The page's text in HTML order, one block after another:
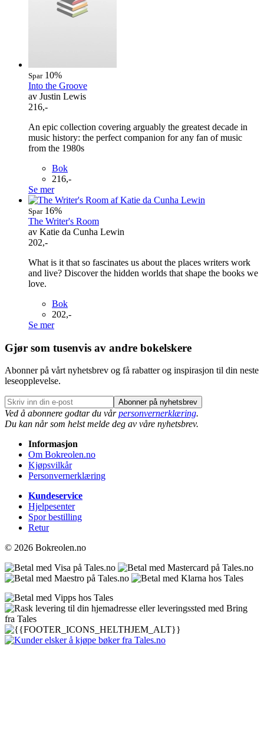
Spar10%
Into the Groove
av Justin Lewis
216,-
An epic collection covering arguably the greatest decade in
music history: the perfect companion for any fan of music
from the 1980s
Bok
216,-
Se mer
Spar16%
The Writer's Room
av Katie da Cunha Lewin
202,-
What is it that so fascinates us about the places writers work
and live? Discover the hidden worlds that shape the books we
love.
Bok
202,-
Se mer
Gjør som tusenvis av andre bokelskere
Abonner på vårt nyhetsbrev og få rabatter og inspirasjon til din neste
leseopplevelse.
Abonner på nyhetsbrev
Ved å abonnere godtar du vårpersonvernerklæring.
Du kan når som helst melde deg av våre nyhetsbrev.
Informasjon
Om Bokreolen.no
Kjøpsvilkår
Personvernerklæring
Kundeservice
Hjelpesenter
Spor bestilling
Retur
© 2026 Bokreolen.no